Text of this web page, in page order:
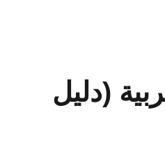
(دليل